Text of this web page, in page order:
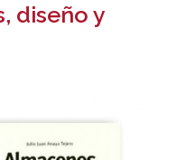
diseño y